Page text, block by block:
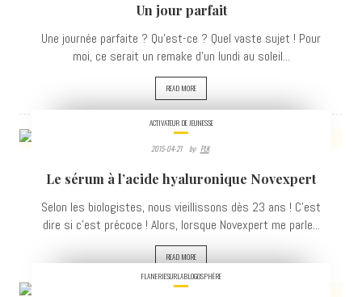
Un jour parfait
Une journée parfaite ? Qu'est-ce ? Quel vaste sujet ! Pour
moi, ce serait un remake d'un lundi au soleil...
READ MORE
VIEWS
ACTIVATEUR DE JEUNESSE
2015-04-21 By: PLK
Le sérum à l’acide hyaluronique Novexpert
Selon les biologistes, nous vieillissons dès 23 ans ! C'est
dire si c'est précoce ! Alors, lorsque Novexpert me parle...
READ MORE
FLANERIESURLABLOGOSPHÈRE